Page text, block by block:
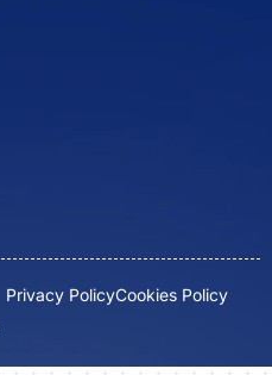
Privacy PolicyCookies Policy